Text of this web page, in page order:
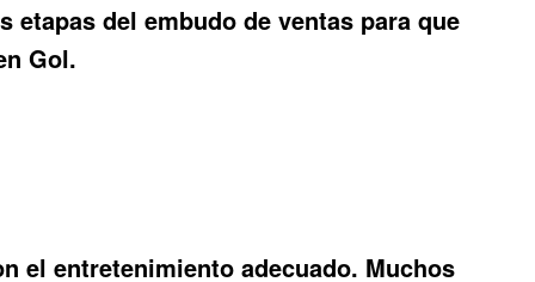
del embudo de ventas para que
Gol.
el entretenimiento adecuado. Muchos